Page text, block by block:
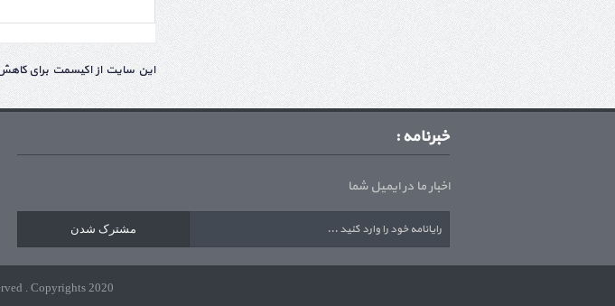
این سایت از اکیسمت برای
خبرنامه :
اخبار ما در ایمیل شما
مشترک شدن
. Copyrights 2020